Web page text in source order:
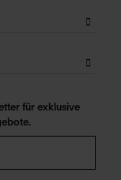
für exklusive